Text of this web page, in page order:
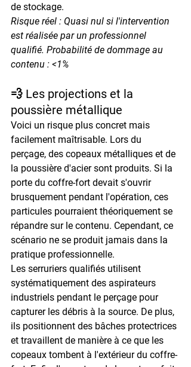
de stockage.
Risque réel : Quasi nul si l'intervention
est réalisée par un professionnel
qualifié. Probabilité de dommage au
contenu : <1%
💨 Les projections et la
poussière métallique
Voici un risque plus concret mais
facilement maîtrisable. Lors du
perçage, des copeaux métalliques et de
la poussière d'acier sont produits. Si la
porte du coffre-fort devait s'ouvrir
brusquement pendant l'opération, ces
particules pourraient théoriquement se
répandre sur le contenu. Cependant, ce
scénario ne se produit jamais dans la
pratique professionnelle.
Les serruriers qualifiés utilisent
systématiquement des aspirateurs
industriels pendant le perçage pour
capturer les débris à la source. De plus,
ils positionnent des bâches protectrices
et travaillent de manière à ce que les
copeaux tombent à l'extérieur du coffre-